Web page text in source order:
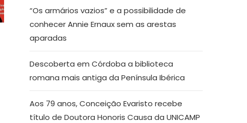
“Os armários vazios” e a possibilidade de
conhecer Annie Ernaux sem as arestas
aparadas
Descoberta em Córdoba a biblioteca
romana mais antiga da Península Ibérica
Aos 79 anos, Conceição Evaristo recebe
título de Doutora Honoris Causa da UNICAMP